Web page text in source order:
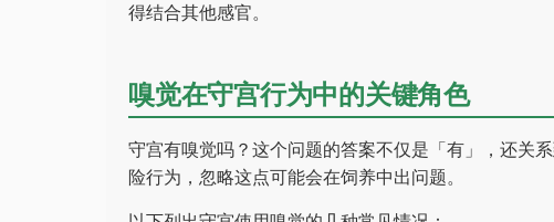
得结合其他感官。
嗅觉在守宫行为中的关键角色
守宫有嗅觉吗？这个问题的答案不仅是「有」，还关
险行为，忽略这点可能会在饲养中出问题。